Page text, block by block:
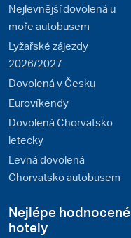
Nejlevnější dovolená u
moře autobusem
Lyžařské zájezdy
2026/2027
Dovolená v Česku
Eurovíkendy
Dovolená Chorvatsko
letecky
Levná dovolená
Chorvatsko autobusem
Nejlépe hodnocené
hotely